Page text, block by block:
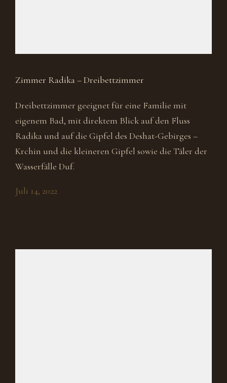
Zimmer Radika – Dreibettzimmer
Dreibettzimmer geeignet für eine Familie mit
eigenem Bad, mit direktem Blick auf den Fluss
Radika und auf die Gipfel des Deshat-Gebirges –
Krchin und die kleineren Gipfel sowie die Täler der
Wasserfälle Duf.
Juli 14, 2022